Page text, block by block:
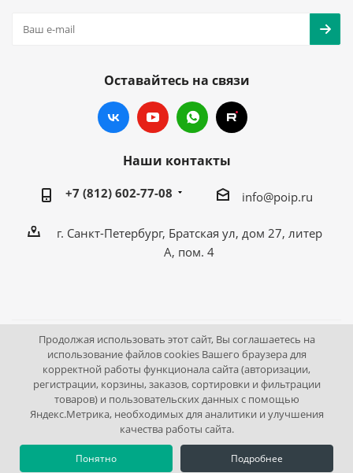
Оставайтесь на связи
Наши контакты
+7 (812) 602-77-08 info@poip.ru
г. Санкт-Петербург, Братская ул, дом 27, литер
А, пом. 4
2009 - 2026 © Промышленное оборудование Интернет
портал.
195043, г. Санкт-Петербург, Братская ул, дом 27, литер А,
пом. 4
Продолжая использовать этот сайт, Вы соглашаетесь на
использование файлов cookies Вашего браузера для
корректной работы функционала сайта (авторизации,
регистрации, корзины, заказов, сортировки и фильтрации
товаров) и пользовательских данных с помощью
Яндекс.Метрика, необходимых для аналитики и улучшения
качества работы сайта.
Понятно Подробнее